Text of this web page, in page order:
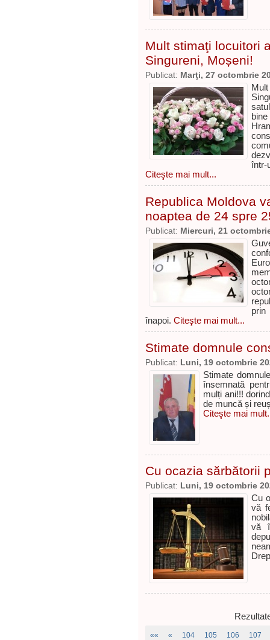
Mult stimaţi locuitori
Singureni, Moșeni!
Publicat: Marţi, 27 octombrie
într-
Citeşte mai mult...
Republica Moldova
noaptea de 24 spre
Publicat: Miercuri, 21
înapoi. Citeşte mai mult...
Stimate domnule
Publicat: Luni, 19 octombrie
Stimate
însemnată
mulți ani!!!
de muncă și
Citeşte mai
Cu ocazia sărbătorii
Publicat: Luni, 19 octombrie
Cu
vă
vă
«« « 104 105 106 107